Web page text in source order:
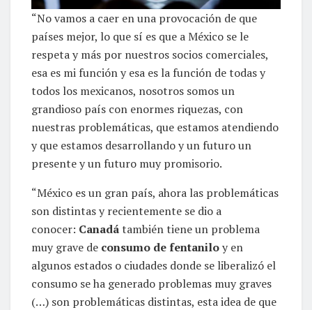
“No vamos a caer en una provocación de que
países mejor, lo que sí es que a México se le
respeta y más por nuestros socios comerciales,
esa es mi función y esa es la función de todas y
todos los mexicanos, nosotros somos un
grandioso país con enormes riquezas, con
nuestras problemáticas, que estamos atendiendo
y que estamos desarrollando y un futuro un
presente y un futuro muy promisorio.
“México es un gran país, ahora las problemáticas
son distintas y recientemente se dio a
conocer: Canadátambién tiene un problema
muy grave de consumo de fentaniloy en
algunos estados o ciudades donde se liberalizó el
consumo se ha generado problemas muy graves
(…) son problemáticas distintas, esta idea de que